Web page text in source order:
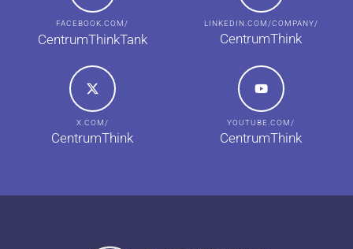
FACEBOOK.COM/
CentrumThinkTank
LINKEDIN.COM/COMPANY/
CentrumThink
X.COM/
CentrumThink
YOUTUBE.COM/
CentrumThink